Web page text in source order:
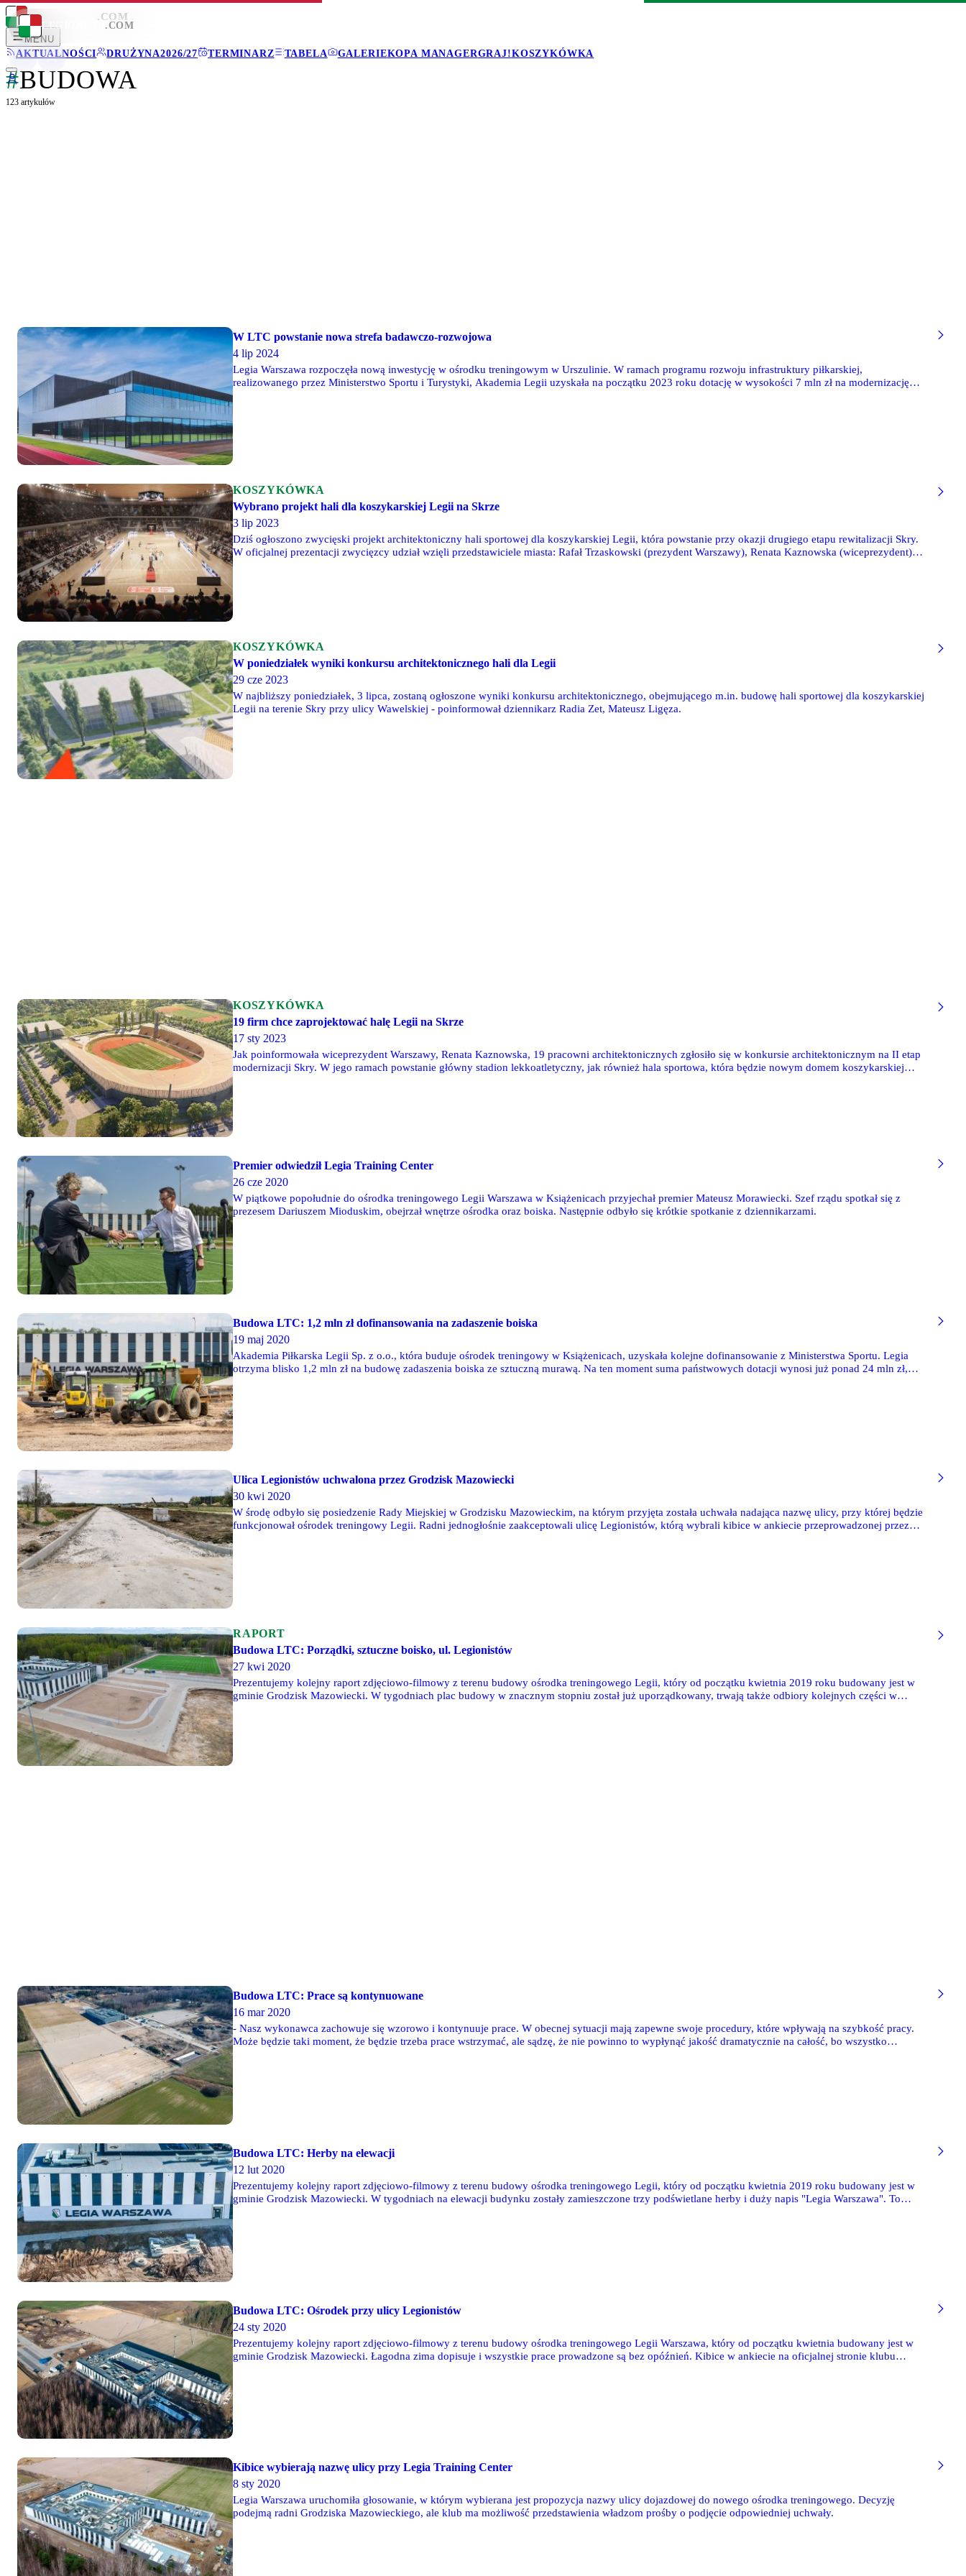
LEGIONISCI .COM
MENU
AKTUALNOŚCI
DRUŻYNA2026/27 TERMINARZ TABELA GALERIEKOPA MANAGERGRAJ!KOSZYKÓWKA
LEGIONISCI .COM
#BUDOWA
123 artykułów
W LTC powstanie nowa strefa badawczo-rozwojowa
4 lip 2024
Legia Warszawa rozpoczęła nową inwestycję w ośrodku treningowym w Urszulinie. W ramach programu rozwoju infrastruktury piłkarskiej,
realizowanego przez Ministerstwo Sportu i Turystyki, Akademia Legii uzyskała na początku 2023 roku dotację w wysokości 7 mln zł na modernizację
KOSZYKÓWKA
Wybrano projekt hali dla koszykarskiej Legii na Skrze
3 lip 2023
Dziś ogłoszono zwycięski projekt architektoniczny hali sportowej dla koszykarskiej Legii, która powstanie przy okazji drugiego etapu rewitalizacji Skry.
W oficjalnej prezentacji zwycięzcy udział wzięli przedstawiciele miasta: Rafał Trzaskowski (prezydent Warszawy), Renata Kaznowska (wiceprezydent)
KOSZYKÓWKA
W poniedziałek wyniki konkursu architektonicznego hali dla Legii
29 cze 2023
W najbliższy poniedziałek, 3 lipca, zostaną ogłoszone wyniki konkursu architektonicznego, obejmującego m.in. budowę hali sportowej dla koszykarskiej
Legii na terenie Skry przy ulicy Wawelskiej - poinformował dziennikarz Radia Zet, Mateusz Ligęza.
KOSZYKÓWKA
19 firm chce zaprojektować halę Legii na Skrze
17 sty 2023
Jak poinformowała wiceprezydent Warszawy, Renata Kaznowska, 19 pracowni architektonicznych zgłosiło się w konkursie architektonicznym na II etap
modernizacji Skry. W jego ramach powstanie główny stadion lekkoatletyczny, jak również hala sportowa, która będzie nowym domem koszykarskiej
Premier odwiedził Legia Training Center
26 cze 2020
W piątkowe popołudnie do ośrodka treningowego Legii Warszawa w Książenicach przyjechał premier Mateusz Morawiecki. Szef rządu spotkał się z
prezesem Dariuszem Mioduskim, obejrzał wnętrze ośrodka oraz boiska. Następnie odbyło się krótkie spotkanie z dziennikarzami.
Budowa LTC: 1,2 mln zł dofinansowania na zadaszenie boiska
19 maj 2020
Akademia Piłkarska Legii Sp. z o.o., która buduje ośrodek treningowy w Książenicach, uzyskała kolejne dofinansowanie z Ministerstwa Sportu. Legia
otrzyma blisko 1,2 mln zł na budowę zadaszenia boiska ze sztuczną murawą. Na ten moment suma państwowych dotacji wynosi już ponad 24 mln zł,
Ulica Legionistów uchwalona przez Grodzisk Mazowiecki
30 kwi 2020
W środę odbyło się posiedzenie Rady Miejskiej w Grodzisku Mazowieckim, na którym przyjęta została uchwała nadająca nazwę ulicy, przy której będzie
funkcjonował ośrodek treningowy Legii. Radni jednogłośnie zaakceptowali ulicę Legionistów, którą wybrali kibice w ankiecie przeprowadzonej przez
RAPORT
Budowa LTC: Porządki, sztuczne boisko, ul. Legionistów
27 kwi 2020
Prezentujemy kolejny raport zdjęciowo-filmowy z terenu budowy ośrodka treningowego Legii, który od początku kwietnia 2019 roku budowany jest w
gminie Grodzisk Mazowiecki. W tygodniach plac budowy w znacznym stopniu został już uporządkowany, trwają także odbiory kolejnych części w
Budowa LTC: Prace są kontynuowane
16 mar 2020
- Nasz wykonawca zachowuje się wzorowo i kontynuuje prace. W obecnej sytuacji mają zapewne swoje procedury, które wpływają na szybkość pracy.
Może będzie taki moment, że będzie trzeba prace wstrzymać, ale sądzę, że nie powinno to wypłynąć jakość dramatycznie na całość, bo wszystko
Budowa LTC: Herby na elewacji
12 lut 2020
Prezentujemy kolejny raport zdjęciowo-filmowy z terenu budowy ośrodka treningowego Legii, który od początku kwietnia 2019 roku budowany jest w
gminie Grodzisk Mazowiecki. W tygodniach na elewacji budynku zostały zamieszczone trzy podświetlane herby i duży napis "Legia Warszawa". To
Budowa LTC: Ośrodek przy ulicy Legionistów
24 sty 2020
Prezentujemy kolejny raport zdjęciowo-filmowy z terenu budowy ośrodka treningowego Legii Warszawa, który od początku kwietnia budowany jest w
gminie Grodzisk Mazowiecki. Łagodna zima dopisuje i wszystkie prace prowadzone są bez opóźnień. Kibice w ankiecie na oficjalnej stronie klubu
Kibice wybierają nazwę ulicy przy Legia Training Center
8 sty 2020
Legia Warszawa uruchomiła głosowanie, w którym wybierana jest propozycja nazwy ulicy dojazdowej do nowego ośrodka treningowego. Decyzję
podejmą radni Grodziska Mazowieckiego, ale klub ma możliwość przedstawienia władzom prośby o podjęcie odpowiedniej uchwały.